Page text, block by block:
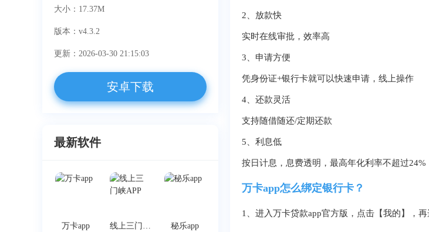
大小：17.37M
版本：v4.3.2
更新：2026-03-30 21:15:03
安卓下载
最新软件
万卡app 线上三门峡APP 秘乐app
2、放款快
实时在线审批，效率高
3、申请方便
凭身份证+银行卡就可以快速申请，线上操作
4、还款灵活
支持随借随还/定期还款
5、利息低
按日计息，息费透明，最高年化利率不超过24%
万卡app怎么绑定银行卡？
1、进入万卡贷款app官方版，点击【我的】，再